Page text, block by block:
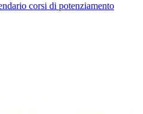
corsi di potenziamento